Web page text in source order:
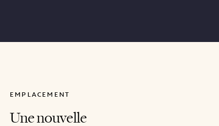
EMPLACEMENT
Une nouvelle